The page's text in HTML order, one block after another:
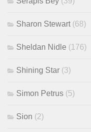
Sharon Stewart (68)
Sheldan Nidle (176)
Shining Star (3)
Simon Petrus (5)
Sion (2)